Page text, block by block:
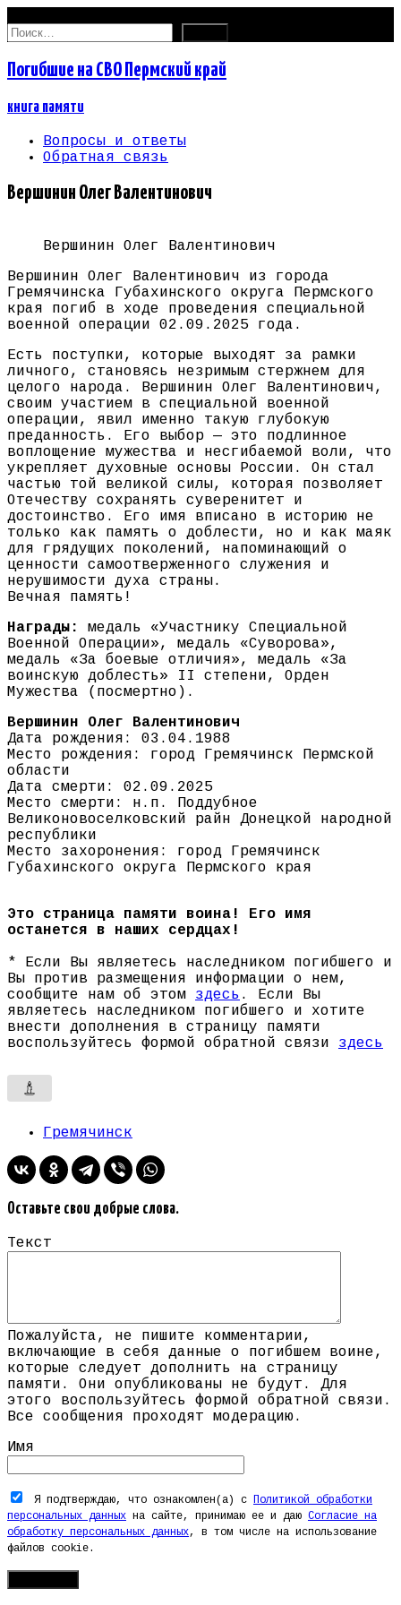
Найти:
Погибшие на СВО Пермский край
книга памяти
Вопросы и ответы
Обратная связь
Вершинин Олег Валентинович
Вершинин Олег Валентинович
Вершинин Олег Валентинович из города
Гремячинска Губахинского округа Пермского
края погиб в ходе проведения специальной
военной операции 02.09.2025 года.
Есть поступки, которые выходят за рамки
личного, становясь незримым стержнем для
целого народа. Вершинин Олег Валентинович,
своим участием в специальной военной
операции, явил именно такую глубокую
преданность. Его выбор — это подлинное
воплощение мужества и несгибаемой воли, что
укрепляет духовные основы России. Он стал
частью той великой силы, которая позволяет
Отечеству сохранять суверенитет и
достоинство. Его имя вписано в историю не
только как память о доблести, но и как маяк
для грядущих поколений, напоминающий о
ценности самоотверженного служения и
нерушимости духа страны.
Вечная память!
Награды:
медаль «Участнику Специальной
Военной Операции», медаль «Суворова»,
медаль «За боевые отличия», медаль «За
воинскую доблесть» II степени, Орден
Мужества (посмертно).
Вершинин Олег Валентинович
Дата рождения: 03.04.1988
Место рождения: город Гремячинск Пермской
области
Дата смерти: 02.09.2025
Место смерти: н.п. Поддубное
Великоновоселковский райн Донецкой народной
республики
Место захоронения: город Гремячинск
Губахинского округа Пермского края
Это страница памяти воина! Его имя
останется в наших сердцах!
* Если Вы являетесь наследником погибшего и
Вы против размещения информации о нем,
сообщите нам об этом здесь . Если Вы
являетесь наследником погибшего и хотите
внести дополнения в страницу памяти
воспользуйтесь формой обратной связи здесь
Гремячинск
Оставьте свои добрые слова.
Текст
Пожалуйста, не пишите комментарии,
включающие в себя данные о погибшем воине,
которые следует дополнить на страницу
памяти. Они опубликованы не будут. Для
этого воспользуйтесь формой обратной связи.
Все сообщения проходят модерацию.
Имя
Я подтверждаю, что ознакомлен(а) с
Политикой обработки
персональных данных на сайте, принимаю ее и даю Согласие на
обработку персональных данных, в том числе на использование
файлов cookie.